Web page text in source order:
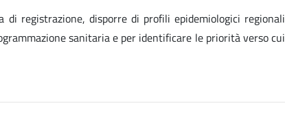
registrazione, disporre di profili epidemiologici regionali
sanitaria e per identificare le priorità verso cui